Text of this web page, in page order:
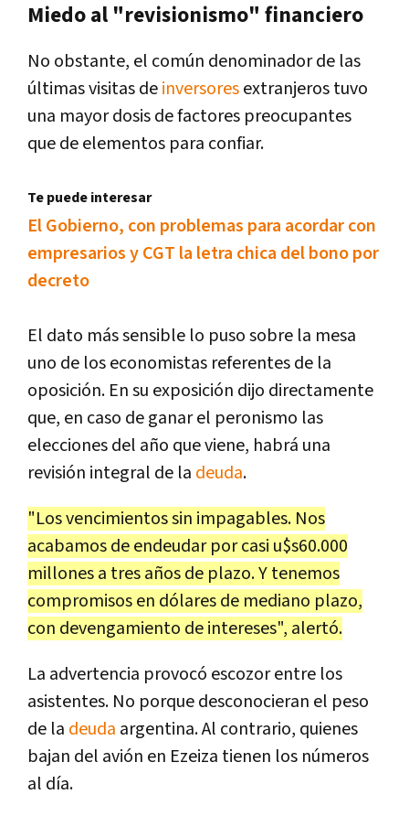
Miedo al "revisionismo" financiero
No obstante, el común denominador de las
últimas visitas deinversoresextranjeros tuvo
una mayor dosis de factores preocupantes
que de elementos para confiar.
Te puede interesar
El Gobierno, con problemas para acordar con
empresarios y CGT la letra chica del bono por
decreto
El dato más sensible lo puso sobre la mesa
uno de los economistas referentes de la
oposición. En su exposición dijo directamente
que, en caso de ganar el peronismo las
elecciones del año que viene, habrá una
revisión integral de la deuda.
"Los vencimientos sin impagables. Nos
acabamos de endeudar por casi u$s60.000
millones a tres años de plazo. Y tenemos
compromisos en dólares de mediano plazo,
con devengamiento de intereses", alertó.
La advertencia provocó escozor entre los
asistentes. No porque desconocieran el peso
de la deuda argentina. Al contrario, quienes
bajan del avión en Ezeiza tienen los números
al día.